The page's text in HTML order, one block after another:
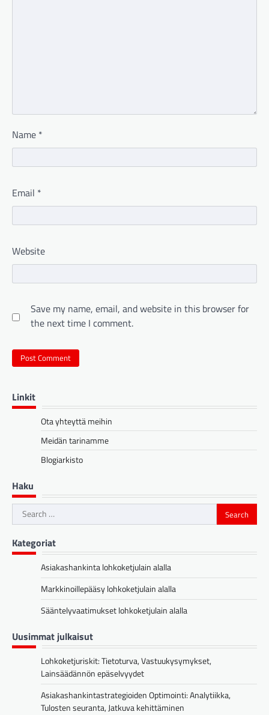
Name *
Email *
Website
Save my name, email, and website in this browser for
the next time I comment.
Linkit
Ota yhteyttä meihin
Meidän tarinamme
Blogiarkisto
Haku
Search
for:
Kategoriat
Asiakashankinta lohkoketjulain alalla
Markkinoillepääsy lohkoketjulain alalla
Sääntelyvaatimukset lohkoketjulain alalla
Uusimmat julkaisut
Lohkoketjuriskit: Tietoturva, Vastuukysymykset,
Lainsäädännön epäselvyydet
Asiakashankintastrategioiden Optimointi: Analytiikka,
Tulosten seuranta, Jatkuva kehittäminen